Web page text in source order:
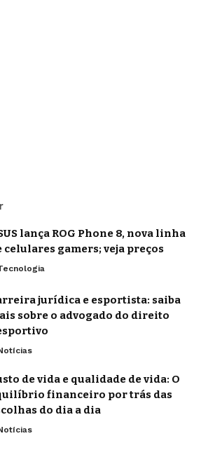
lança ROG Phone 8, nova linha
celulares gamers; veja preços
jurídica e esportista: saiba
sobre o advogado do direito
de vida e qualidade de vida: O
financeiro por trás das
do dia a dia